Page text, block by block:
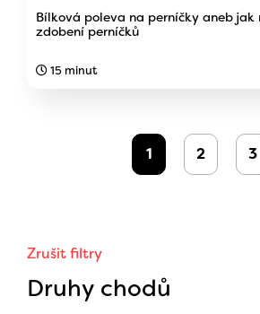
Zrušit filtry
Druhy chodů
Bílková poleva na perníčky aneb jak
zdobení perníčků
15 minut
1 2 3